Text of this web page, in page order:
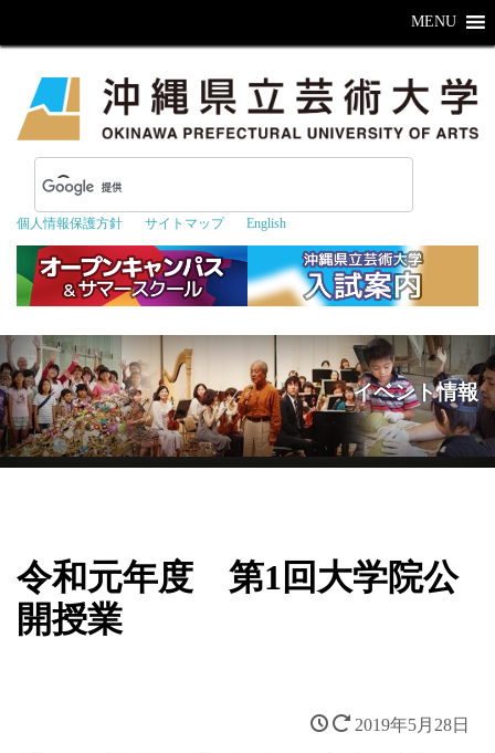
個人情報保護方針 サイトマップ English
MENU
イベント情報
令和元年度 第1回大学院公
開授業
2019年5月28日